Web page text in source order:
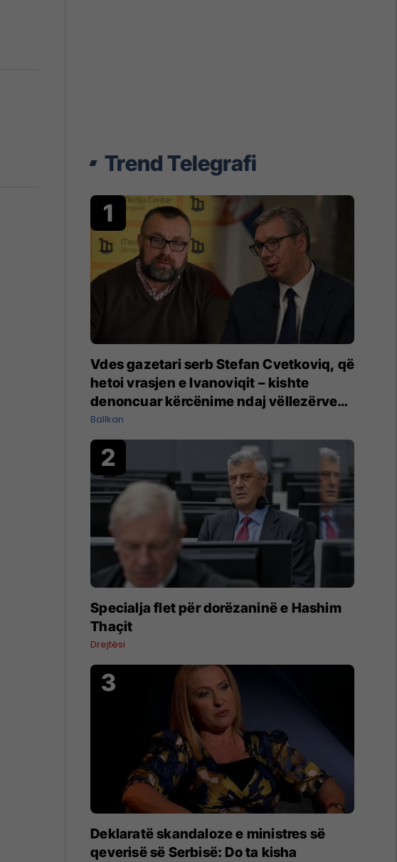
Trend Telegrafi
Vdes gazetari serb Stefan Cvetkoviq, që
hetoi vrasjen e Ivanoviqit – kishte
denoncuar kërcënime ndaj vëllezërve
Vuçiq
Ballkan
Specialja flet për dorëzaninë e Hashim
Thaçit
Drejtësi
Deklaratë skandaloze e ministres së
qeverisë së Serbisë: Do ta kisha